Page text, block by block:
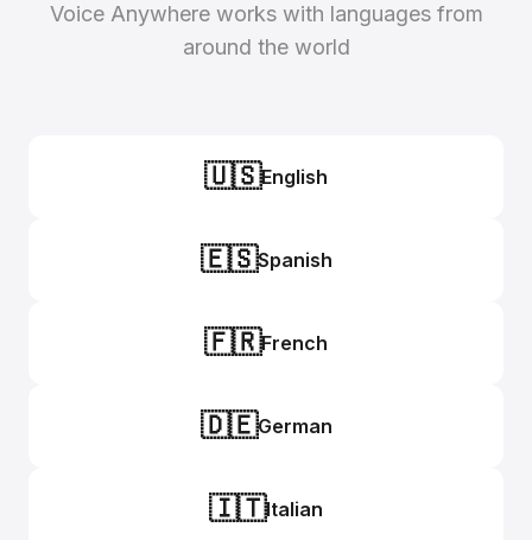
Voice Anywhere works with languages from
around the world
🇺🇸English
🇪🇸Spanish
🇫🇷French
🇩🇪German
🇮🇹Italian